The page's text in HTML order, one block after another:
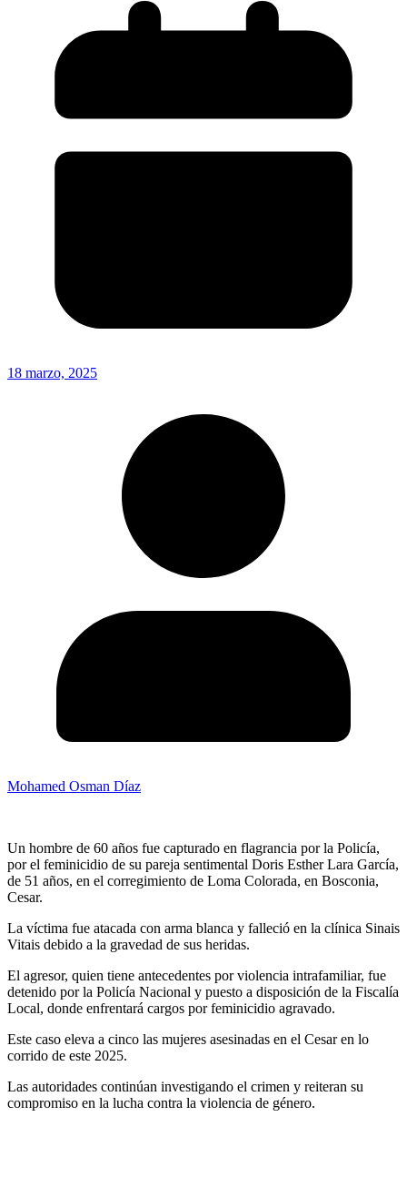
18 marzo, 2025
Mohamed Osman Díaz
Un hombre de 60 años fue capturado en flagrancia por la Policía,
por el feminicidio de su pareja sentimental Doris Esther Lara García,
de 51 años, en el corregimiento de Loma Colorada, en Bosconia,
Cesar.
La víctima fue atacada con arma blanca y falleció en la clínica Sinais
Vitais debido a la gravedad de sus heridas.
El agresor, quien tiene antecedentes por violencia intrafamiliar, fue
detenido por la Policía Nacional y puesto a disposición de la Fiscalía
Local, donde enfrentará cargos por feminicidio agravado.
Este caso eleva a cinco las mujeres asesinadas en el Cesar en lo
corrido de este 2025.
Las autoridades continúan investigando el crimen y reiteran su
compromiso en la lucha contra la violencia de género.